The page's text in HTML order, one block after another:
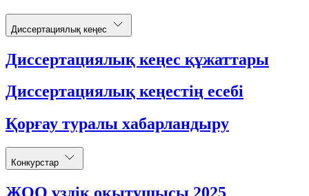
Диссертациялық кеңес
Диссертациялық кеңес құжаттары
Диссертациялық кеңестің есебі
Қорғау туралы хабарландыру
Конкурстар